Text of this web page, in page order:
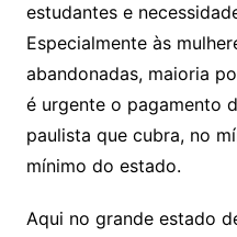
estudantes e
Especialmente às
abandonadas, maioria
é urgente o pagamento
paulista que cubra, no
mínimo do estado.
Aqui no grande estado